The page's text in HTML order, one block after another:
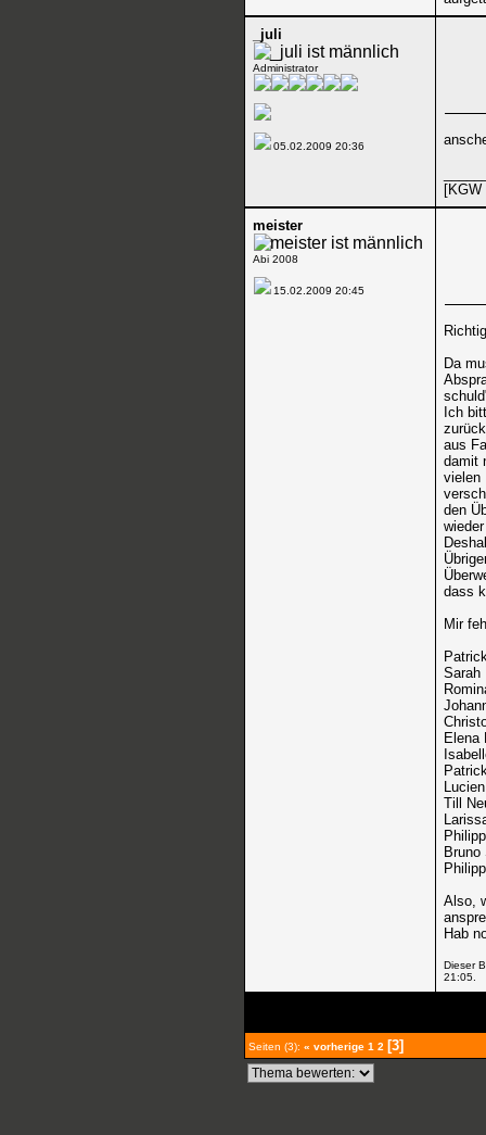
_juli
Administrator
05.02.200920:36
[KGW
meister
Abi 2008
15.02.200920:45
Da
Ich
aus
damit
vielen
den
dass
Mir
Sarah
Elena
Till
Bruno
Also,
Hab
Dieser
21:05
Seiten (3):« vorherige 1 2 [3]